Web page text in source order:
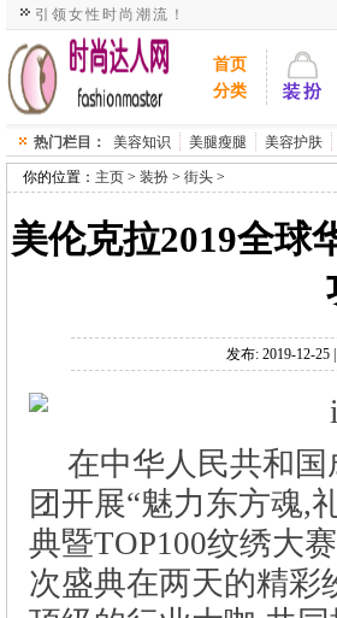
引领女性时尚潮流！
> > >
发布: 2019-12-25
在中华人民共和